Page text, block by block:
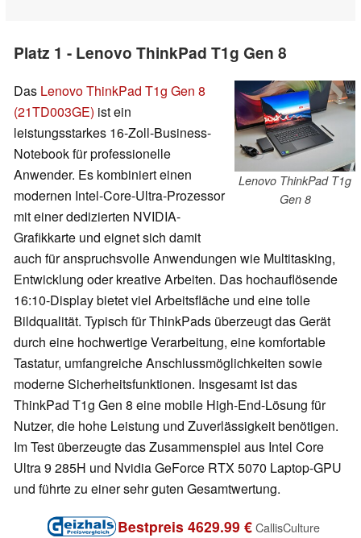
Platz 1 - Lenovo ThinkPad T1g Gen 8
Lenovo ThinkPad T1g
Gen 8
Das Lenovo ThinkPad T1g Gen 8
(21TD003GE) ist ein
leistungsstarkes 16-Zoll-Business-
Notebook für professionelle
Anwender. Es kombiniert einen
modernen Intel-Core-Ultra-Prozessor
mit einer dedizierten NVIDIA-
Grafikkarte und eignet sich damit
auch für anspruchsvolle Anwendungen wie Multitasking,
Entwicklung oder kreative Arbeiten. Das hochauflösende
16:10-Display bietet viel Arbeitsfläche und eine tolle
Bildqualität. Typisch für ThinkPads überzeugt das Gerät
durch eine hochwertige Verarbeitung, eine komfortable
Tastatur, umfangreiche Anschlussmöglichkeiten sowie
moderne Sicherheitsfunktionen. Insgesamt ist das
ThinkPad T1g Gen 8 eine mobile High-End-Lösung für
Nutzer, die hohe Leistung und Zuverlässigkeit benötigen.
Im Test überzeugte das Zusammenspiel aus Intel Core
Ultra 9 285H und Nvidia GeForce RTX 5070 Laptop-GPU
und führte zu einer sehr guten Gesamtwertung.
Bestpreis 4629.99 € CallisCulture